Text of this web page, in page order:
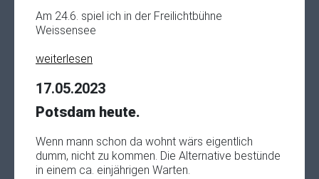
Am 24.6. spiel ich in der Freilichtbühne
Weissensee
weiterlesen
17.05.2023
Potsdam heute.
Wenn mann schon da wohnt wärs eigentlich
dumm, nicht zu kommen. Die Alternative bestünde
in einem ca. einjährigen Warten.